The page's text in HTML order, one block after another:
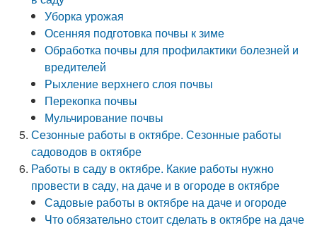
Уборка урожая
Осенняя подготовка почвы к зиме
Обработка почвы для профилактики болезней и
вредителей
Рыхление верхнего слоя почвы
Перекопка почвы
Мульчирование почвы
Сезонные работы в октябре. Сезонные работы
садоводов в октябре
Работы в саду в октябре. Какие работы нужно
провести в саду, на даче и в огороде в октябре
Садовые работы в октябре на даче и огороде
Что обязательно стоит сделать в октябре на даче